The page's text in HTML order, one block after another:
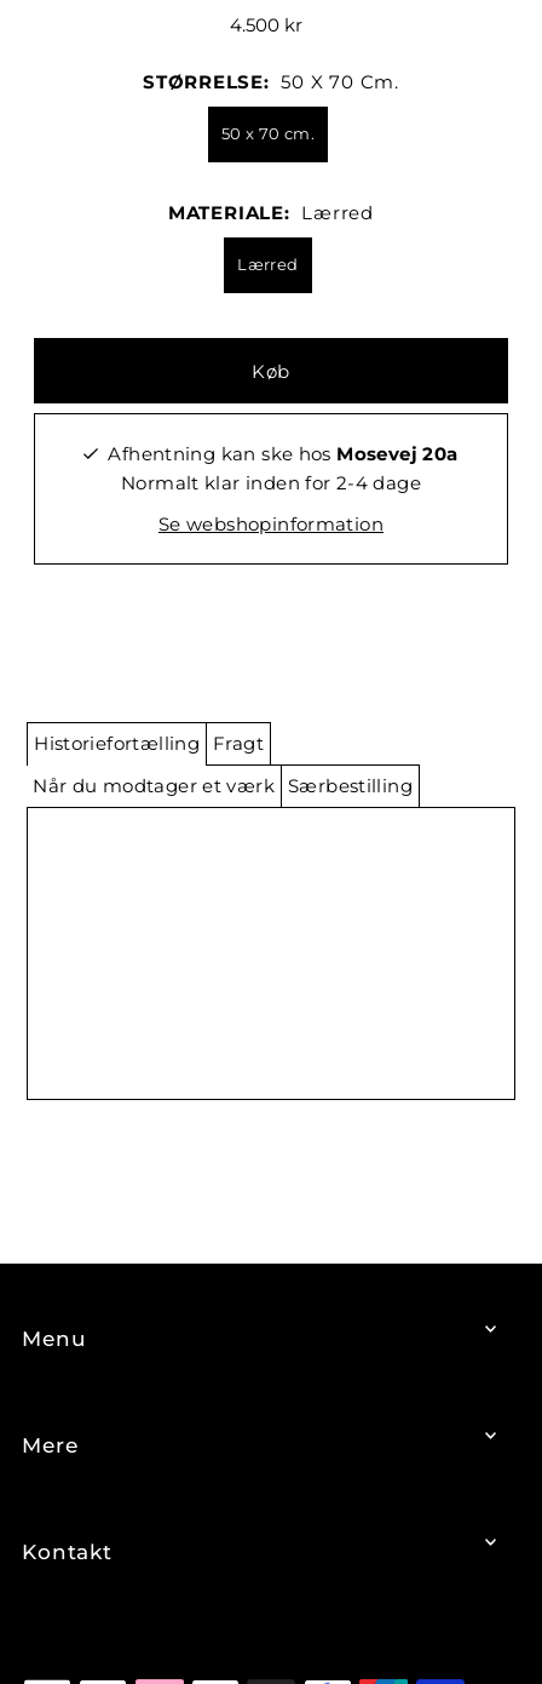
4.500 kr
STØRRELSE: 50 X 70 Cm.
50 x 70 cm.
MATERIALE: Lærred
Lærred
Afhentning kan ske hos Mosevej 20a
Normalt klar inden for 2-4 dage
Se webshopinformation
Historiefortælling
Fragt
Når du modtager et værk Særbestilling
Menu
Mere
Kontakt